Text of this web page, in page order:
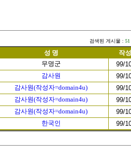
검색된 게시물: 51
성 명 작
무명군 99/
감사원 99/
감사원(작성자=domain4u) 99/
감사원(작성자=domain4u) 99/
감사원(작성자=domain4u) 99/
한국인 99/